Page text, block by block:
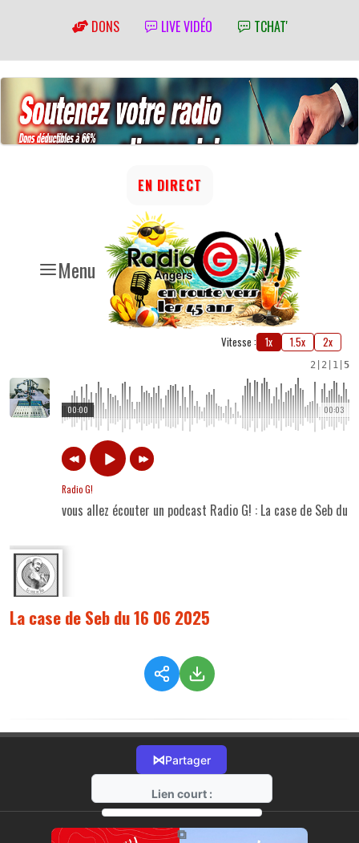
DONS LIVE VIDÉO TCHAT'
Menu
EN DIRECT
Vitesse : 1x 1.5x 2x
2 2 1 5
00:03
00:00
Radio G!
vous allez écouter un podcast Radio G! : La case de Seb du
La case de Seb du 16 06 2025
⋈Partager
Lien court :
https://radio-g.fr?17829
⧉